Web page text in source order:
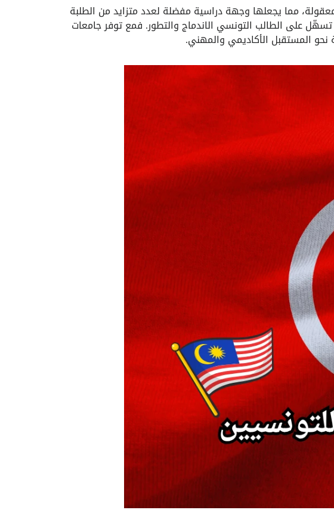
مما يجعلها وجهة دراسية مفضلة لعدد متزايد من الطلبة
تسهّل على الطالب التونسي الاندماج والتطور. فمع توفر جامعات
نحو المستقبل الأكاديمي والمهني.